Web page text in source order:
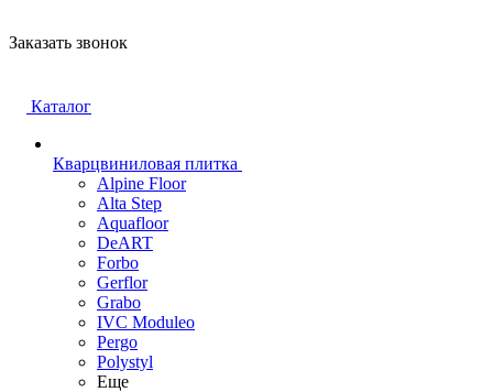
Заказать звонок
Каталог
Кварцвиниловая плитка
Alpine Floor
Alta Step
Aquafloor
DeART
Forbo
Gerflor
Grabo
IVC Moduleo
Pergo
Polystyl
Еще